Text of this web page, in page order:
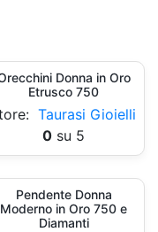
Donna in Oro
Etrusco 750
Taurasi Gioielli
0 su 5
Pendente Donna
Moderno in Oro 750 e
Diamanti